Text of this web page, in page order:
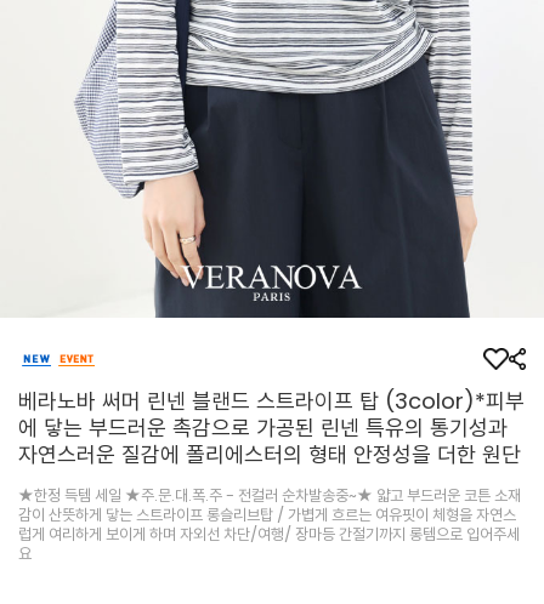
베라노바 써머 린넨 블랜드 스트라이프 탑 (3color)*피부
에 닿는 부드러운 촉감으로 가공된 린넨 특유의 통기성과
자연스러운 질감에 폴리에스터의 형태 안정성을 더한 원단
★한정 득템 세일 ★주.문.대.폭.주 - 전컬러 순차발송중~★ 얇고 부드러운 코튼 소재
감이 산뜻하게 닿는 스트라이프 롱슬리브탑 / 가볍게 흐르는 여유핏이 체형을 자연스
럽게 여리하게 보이게 하며 자외선 차단/여행/ 장마등 간절기까지 롱템으로 입어주세
요